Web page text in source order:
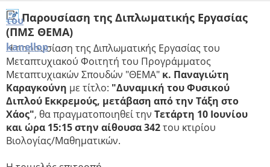
Παρουσίαση της Διπλωματικής Εργασίας
(ΠΜΣ ΘΕΜΑ)
H παρουσίαση της Διπλωματικής Εργασίας του
Μεταπτυχιακού Φοιτητή του Προγράμματος
Μεταπτυχιακών Σπουδών "ΘΕΜΑ" κ. Παναγιώτη
Καραγκούνη με τίτλο: "Δυναμική του Φυσικού
Διπλού Εκκρεμούς, μετάβαση από την Τάξη στο
Χάος", θα πραγματοποιηθεί την Τετάρτη 10 Ιουνίου
και ώρα 15:15 στην αίθουσα 342του κτιρίου
Βιολογίας/Μαθηματικών.